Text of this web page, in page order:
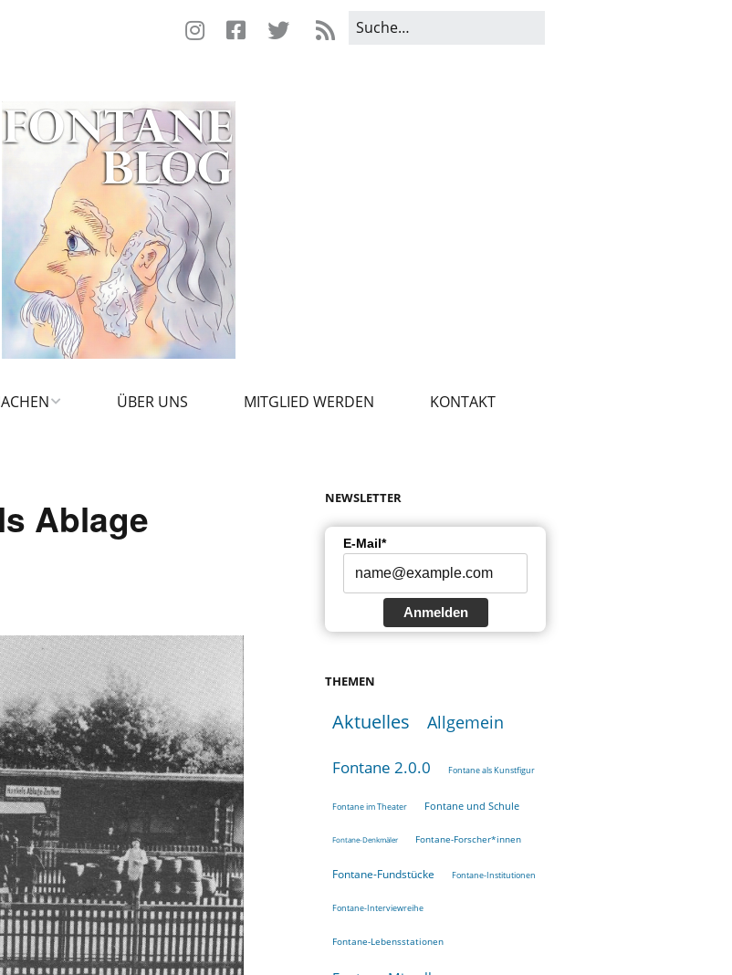
ÜBER UNS MITGLIED WERDEN KONTAKT
Ablage NEWSLETTER
E-Mail*
Anmelden
THEMEN
Aktuelles Allgemein
Fontane 2.0.0 Fontane als Kunstfigur
Fontane im Theater Fontane und Schule
Fontane-Denkmäler Fontane-Forscher*innen
Fontane-Fundstücke Fontane-Institutionen
Fontane-Interviewreihe
Fontane-Lebensstationen